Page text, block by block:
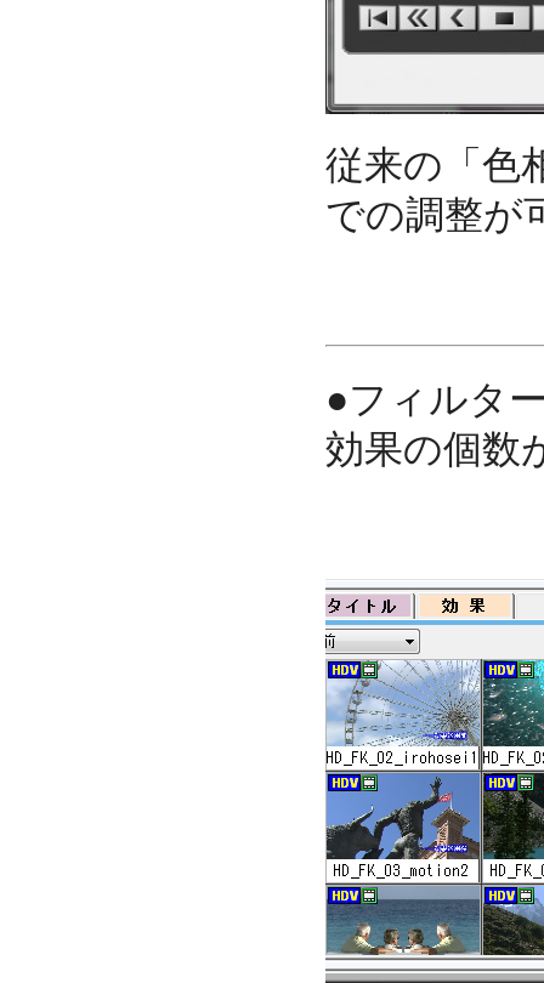
従来の「色
での調整が
●フィルタ
効果の個数